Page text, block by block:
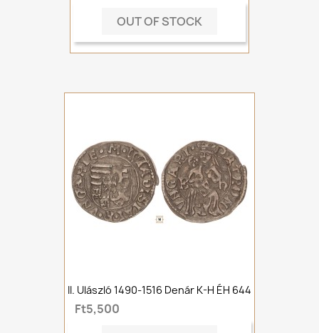
OUT OF STOCK
II. Ulászló 1490-1516 Denár K-H ÉH 644
Ft5,500